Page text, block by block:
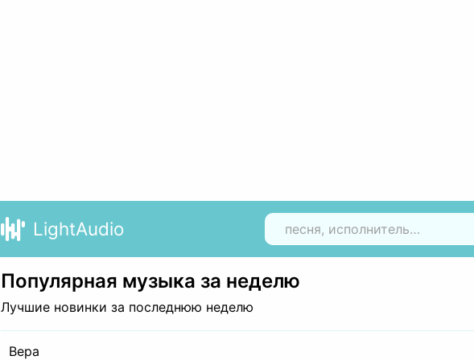
LightAudio
Популярная музыка за неделю
Лучшие новинки за последнюю неделю
Вера